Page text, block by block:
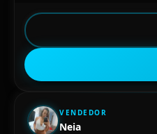
VENDEDOR
Neia